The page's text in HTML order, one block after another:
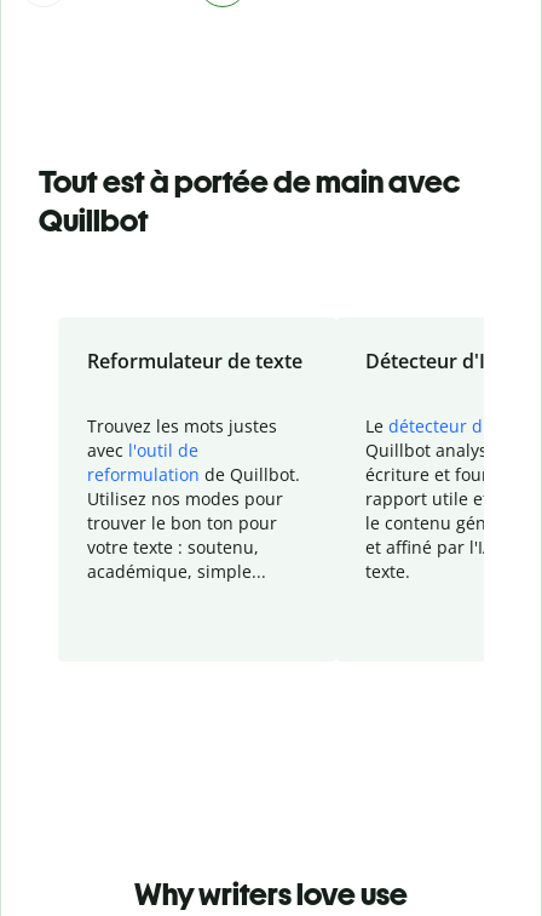
Tout est à portée de main avec
Quillbot
Reformulateur de texte
Trouvez les mots justes
avec l'outil de
reformulation de Quillbot.
Utilisez nos modes pour
trouver le bon ton pour
votre texte : soutenu,
académique, simple...
Détecteur d'IA
Le détecteur d'IA
Quillbot analyse votre
écriture et fournit un
rapport utile et
le contenu généré
et affiné par l'IA
texte.
Why writers love use